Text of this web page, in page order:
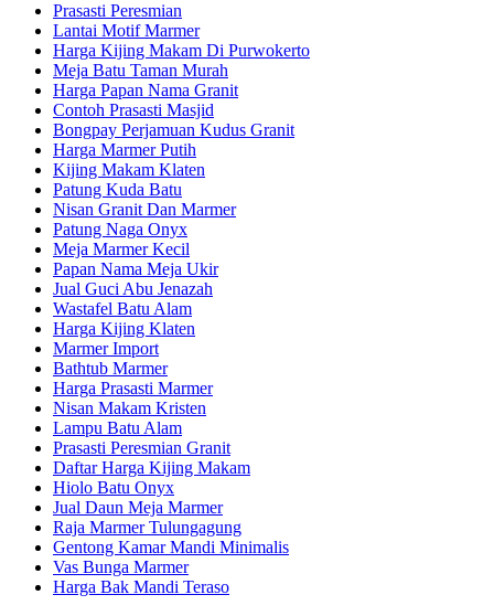
Prasasti Peresmian
Lantai Motif Marmer
Harga Kijing Makam Di Purwokerto
Meja Batu Taman Murah
Harga Papan Nama Granit
Contoh Prasasti Masjid
Bongpay Perjamuan Kudus Granit
Harga Marmer Putih
Kijing Makam Klaten
Patung Kuda Batu
Nisan Granit Dan Marmer
Patung Naga Onyx
Meja Marmer Kecil
Papan Nama Meja Ukir
Jual Guci Abu Jenazah
Wastafel Batu Alam
Harga Kijing Klaten
Marmer Import
Bathtub Marmer
Harga Prasasti Marmer
Nisan Makam Kristen
Lampu Batu Alam
Prasasti Peresmian Granit
Daftar Harga Kijing Makam
Hiolo Batu Onyx
Jual Daun Meja Marmer
Raja Marmer Tulungagung
Gentong Kamar Mandi Minimalis
Vas Bunga Marmer
Harga Bak Mandi Teraso